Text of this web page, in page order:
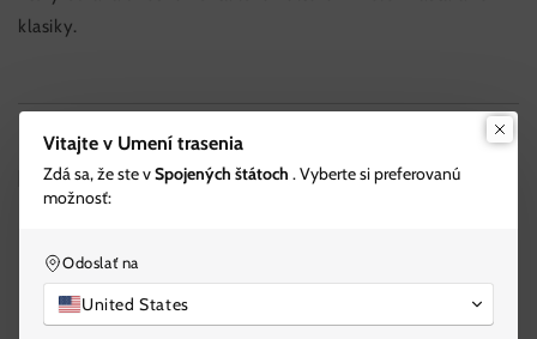
klasiky.
Prečo je umenie trasenia iné
Kurzy vytvorené a vedené barmanmi svetovej triedy.
Vitajte v Umení trasenia
Zdá sa, že ste vSpojených štátoch . Vyberte si preferovanú
možnosť:
Odoslať na
United States